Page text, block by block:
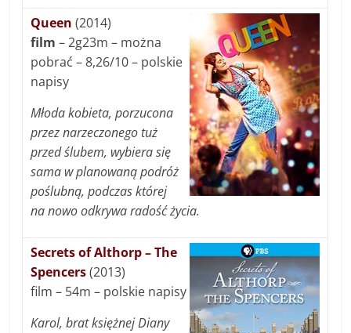
Queen (2014)
film – 2g23m – można
pobrać – 8,26/10 – polskie
napisy
Młoda kobieta, porzucona
przez narzeczonego tuż
przed ślubem, wybiera się
sama w planowaną podróż
poślubną, podczas której
na nowo odkrywa radość życia.
Secrets of Althorp – The
Spencers(2013)
film – 54m – polskie napisy
Karol, brat księżnej Diany